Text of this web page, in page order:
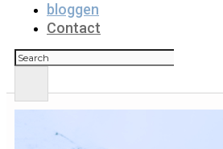
bloggen
Contact
Zoeken